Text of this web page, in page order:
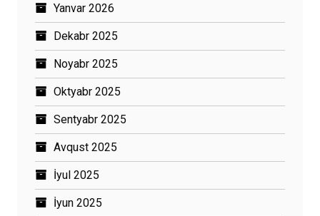
Yanvar 2026
Dekabr 2025
Noyabr 2025
Oktyabr 2025
Sentyabr 2025
Avqust 2025
İyul 2025
İyun 2025